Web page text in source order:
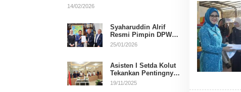
Kursi per Dapil
14/02/2026
Syaharuddin Alrif
Resmi Pimpin DPW
NasDem Sulsel
25/01/2026
Asisten I Setda Kolut
Tekankan Pentingnya
Pendidikan Politik
19/11/2025